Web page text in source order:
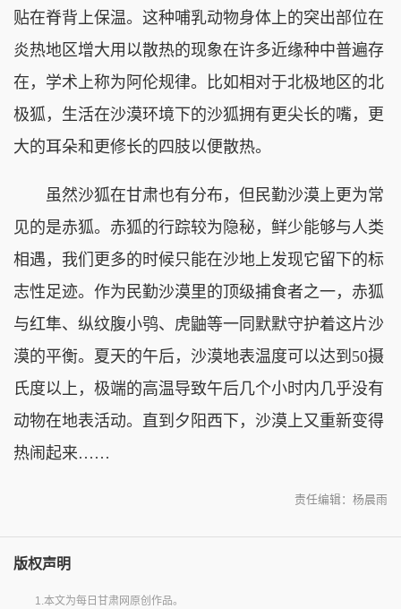
贴在脊背上保温。这种哺乳动物身体上的突出部位在
炎热地区增大用以散热的现象在许多近缘种中普遍存
在，学术上称为阿伦规律。比如相对于北极地区的北
极狐，生活在沙漠环境下的沙狐拥有更尖长的嘴，更
大的耳朵和更修长的四肢以便散热。
虽然沙狐在甘肃也有分布，但民勤沙漠上更为常
见的是赤狐。赤狐的行踪较为隐秘，鲜少能够与人类
相遇，我们更多的时候只能在沙地上发现它留下的标
志性足迹。作为民勤沙漠里的顶级捕食者之一，赤狐
与红隼、纵纹腹小鸮、虎鼬等一同默默守护着这片沙
漠的平衡。夏天的午后，沙漠地表温度可以达到50摄
氏度以上，极端的高温导致午后几个小时内几乎没有
动物在地表活动。直到夕阳西下，沙漠上又重新变得
热闹起来……
责任编辑：杨晨雨
版权声明
1.本文为每日甘肃网原创作品。